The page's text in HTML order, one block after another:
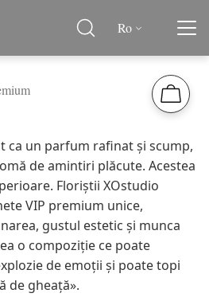
Ro
ca un parfum rafinat și scump,
de amintiri plăcute. Acestea
Floriștii XOstudio
VIP premium unice,
gustul estetic și munca
o compoziție ce poate
de emoții și poate topi
de gheață».